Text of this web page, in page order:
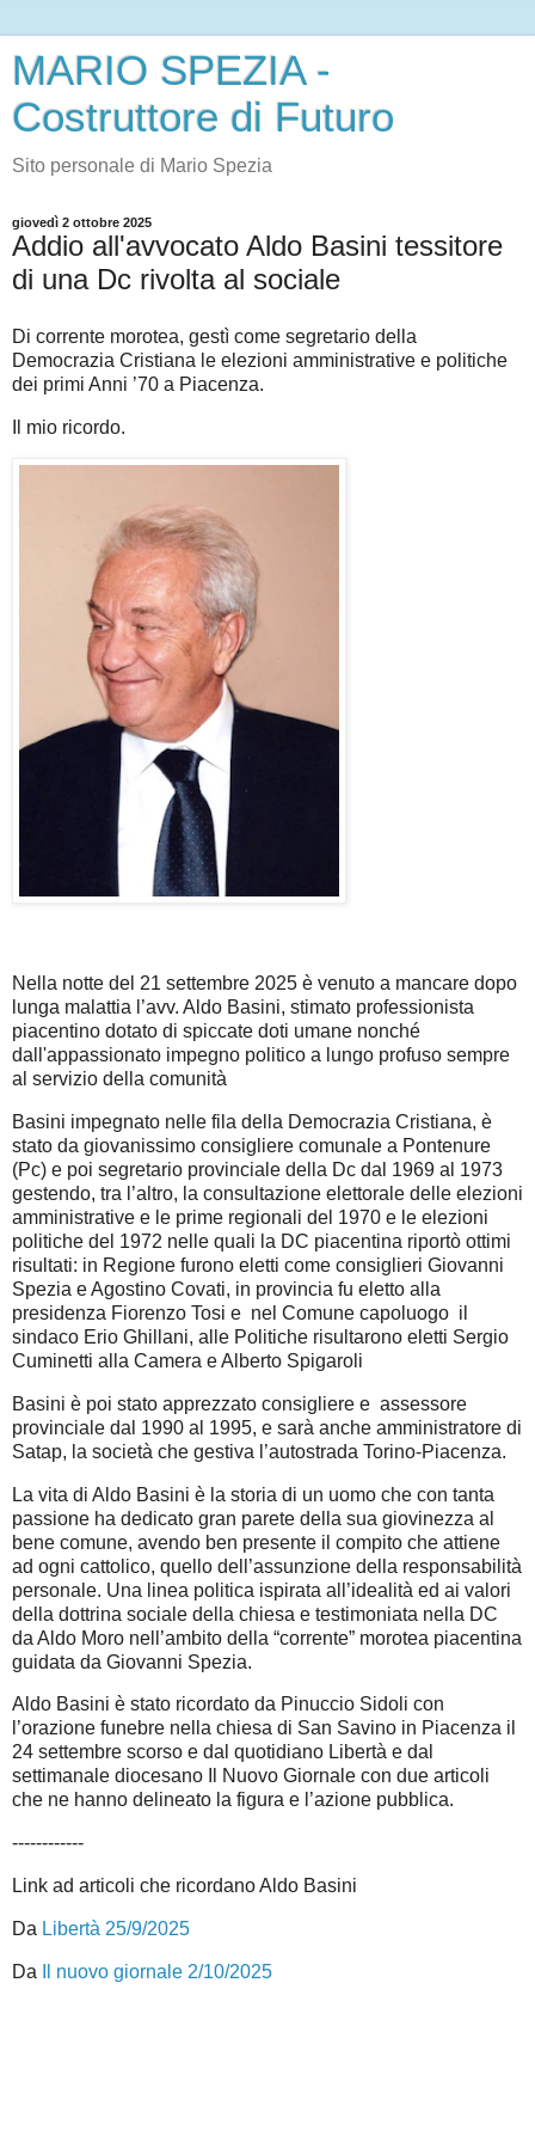
MARIO SPEZIA -
Costruttore di Futuro
Sito personale di Mario Spezia
giovedì 2 ottobre 2025
Addio all'avvocato Aldo Basini tessitore
di una Dc rivolta al sociale
Di corrente morotea, gestì come segretario della
Democrazia Cristiana le elezioni amministrative e politiche
dei primi Anni ’70 a Piacenza.
Il mio ricordo.
Nella notte del 21 settembre 2025 è venuto a mancare dopo
lunga malattia l’avv. Aldo Basini, stimato professionista
piacentino dotato di spiccate doti umane nonché
dall'appassionato impegno politico a lungo profuso sempre
al servizio della comunità
Basini impegnato nelle fila della Democrazia Cristiana, è
stato da giovanissimo consigliere comunale a Pontenure
(Pc) e poi segretario provinciale della Dc dal 1969 al 1973
gestendo, tra l’altro, la consultazione elettorale delle elezioni
amministrative e le prime regionali del 1970 e le elezioni
politiche del 1972 nelle quali la DC piacentina riportò ottimi
risultati: in Regione furono eletti come consiglieri Giovanni
Spezia e Agostino Covati, in provincia fu eletto alla
presidenza Fiorenzo Tosi e nel Comune capoluogo il
sindaco Erio Ghillani, alle Politiche risultarono eletti Sergio
Cuminetti alla Camera e Alberto Spigaroli
Basini è poi stato apprezzato consigliere e assessore
provinciale dal 1990 al 1995, e sarà anche amministratore di
Satap, la società che gestiva l’autostrada Torino-Piacenza.
La vita di Aldo Basini è la storia di un uomo che con tanta
passione ha dedicato gran parete della sua giovinezza al
bene comune, avendo ben presente il compito che attiene
ad ogni cattolico, quello dell’assunzione della responsabilità
personale. Una linea politica ispirata all’idealità ed ai valori
della dottrina sociale della chiesa e testimoniata nella DC
da Aldo Moro nell’ambito della “corrente” morotea piacentina
guidata da Giovanni Spezia.
Aldo Basini è stato ricordato da Pinuccio Sidoli con
l’orazione funebre nella chiesa di San Savino in Piacenza il
24 settembre scorso e dal quotidiano Libertà e dal
settimanale diocesano Il Nuovo Giornale con due articoli
che ne hanno delineato la figura e l’azione pubblica.
------------
Link ad articoli che ricordano Aldo Basini
Da Libertà 25/9/2025
Da Il nuovo giornale 2/10/2025